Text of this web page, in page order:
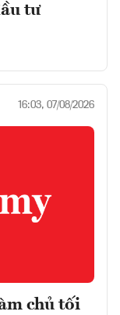
tư
16:03, 07/08/2026
chủ tối